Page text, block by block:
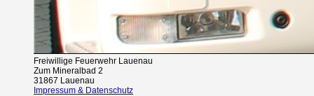
Freiwillige Feuerwehr Lauenau
Zum Mineralbad 2
31867 Lauenau
Impressum & Datenschutz